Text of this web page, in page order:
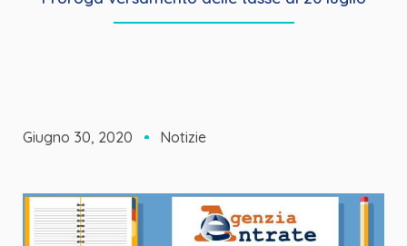
Giugno 30, 2020 Notizie